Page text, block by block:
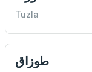
Tuzla
طوزاق